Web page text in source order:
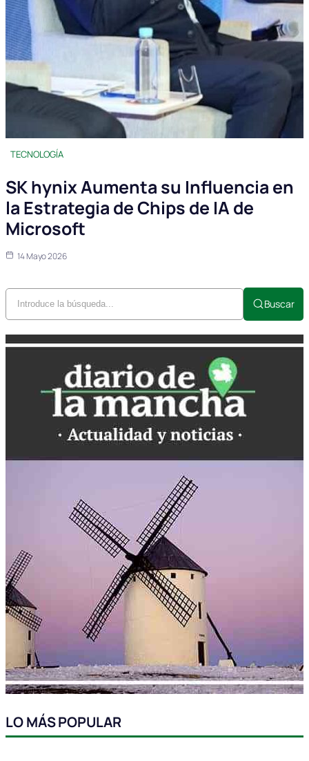
TECNOLOGÍA
SK hynix Aumenta su Influencia en
la Estrategia de Chips de IA de
Microsoft
14 Mayo 2026
Buscar
LO MÁS POPULAR